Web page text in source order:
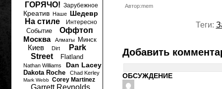
Автор:mem
Теги:
Добавить
ОБСУЖДЕНИЕ
ГОРЯЧО! Зарубежное
Креатив Наше Шедевр
На стиле Интересно
Событие
Оффтоп
Москва
Алматы Минск
Киев Dirt
Park
Street
Flatland
Nathan Williams Dan Lacey
Dakota Roche Chad Kerley
Mark Webb Corey Martinez
Garrett Reynolds